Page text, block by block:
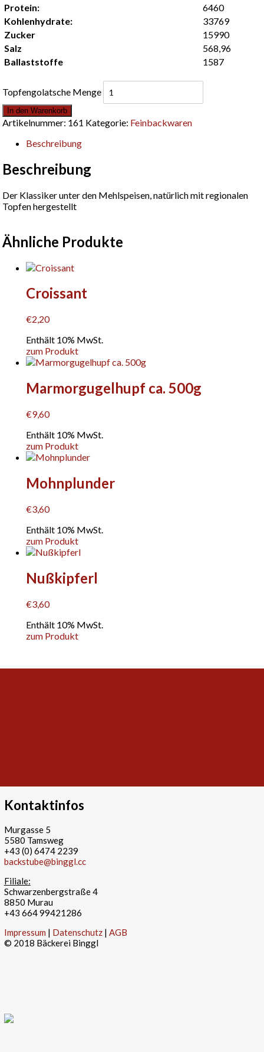
Protein:
6460
Kohlenhydrate:
33769
Zucker
15990
Salz
568,96
Ballaststoffe
1587
Topfengolatsche Menge
In den Warenkorb
Artikelnummer: 161 Kategorie: Feinbackwaren
Beschreibung
Beschreibung
Der Klassiker unter den Mehlspeisen, natürlich mit regionalen
Topfen hergestellt
Ähnliche Produkte
Croissant
€2,20
Enthält 10% MwSt.
zum Produkt
Marmorgugelhupf ca. 500g
€9,60
Enthält 10% MwSt.
zum Produkt
Mohnplunder
€3,60
Enthält 10% MwSt.
zum Produkt
Nußkipferl
€3,60
Enthält 10% MwSt.
zum Produkt
Kontaktinfos
Murgasse 5
5580 Tamsweg
+43 (0) 6474 2239
backstube@binggl.cc
Filiale:
Schwarzenbergstraße 4
8850 Murau
+43 664 99421286
Impressum | Datenschutz| AGB
© 2018 Bäckerei Binggl